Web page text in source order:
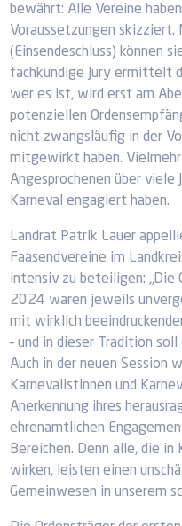
bewährt: Alle Vereine
Voraussetzungen skizziert.
(Einsendeschluss) können
fachkundige Jury ermittelt
wer es ist, wird erst am
potenziellen
nicht zwangsläufig in der
mitgewirkt haben. Vielmehr
Angesprochenen über viele
Karneval engagiert haben.
Landrat Patrik Lauer
Faasendvereine im
intensiv zu beteiligen: „Die
2024 waren jeweils
mit wirklich
– und in dieser Tradition
Auch in der neuen Session
Karnevalistinnen und
Anerkennung ihres
ehrenamtlichen
Bereichen. Denn alle, die in
wirken, leisten einen
Gemeinwesen in unserem